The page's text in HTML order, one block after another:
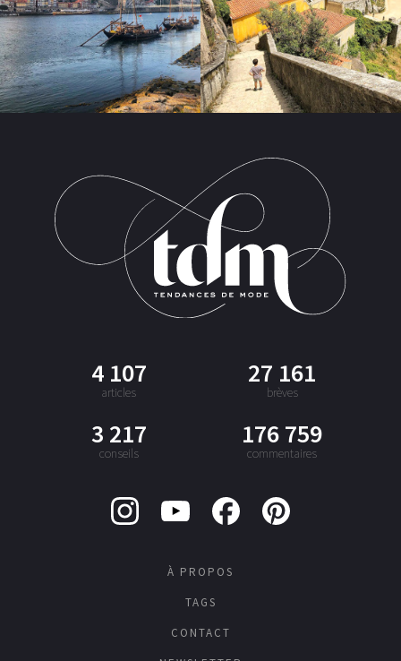
4 107
articles
27 161
brèves
3 217
conseils
176 759
commentaires
À PROPOS
TAGS
CONTACT